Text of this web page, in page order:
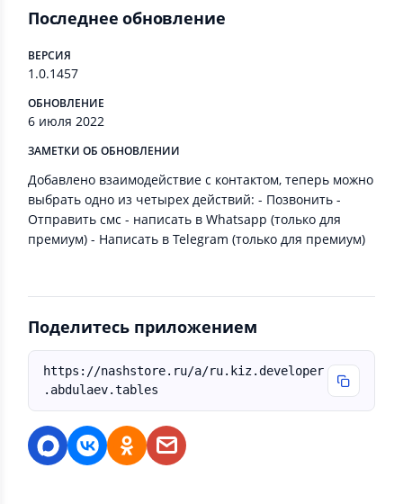
Последнее обновление
ВЕРСИЯ
1.0.1457
ОБНОВЛЕНИЕ
6 июля 2022
ЗАМЕТКИ ОБ ОБНОВЛЕНИИ
Добавлено взаимодействие с контактом, теперь можно
выбрать одно из четырех действий: - Позвонить -
Отправить смс - написать в Whatsapp (только для
премиум) - Написать в Telegram (только для премиум)
Поделитесь приложением
https://nashstore.ru/a/ru.kiz.developer
.abdulaev.tables